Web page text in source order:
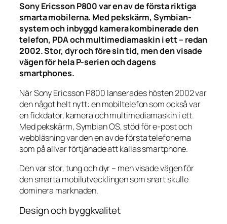
Sony Ericsson P800 var en av de första riktiga
smarta mobilerna. Med pekskärm, Symbian-
system och inbyggd kamera kombinerade den
telefon, PDA och multimediamaskin i ett – redan
2002. Stor, dyr och före sin tid, men den visade
vägen för hela P-serien och dagens
smartphones.
När Sony Ericsson P800 lanserades hösten 2002 var
den något helt nytt: en mobiltelefon som också var
en fickdator, kamera och multimediamaskin i ett.
Med pekskärm, Symbian OS, stöd för e-post och
webbläsning var den en av de första telefonerna
som på allvar förtjänade att kallas smartphone.
Den var stor, tung och dyr – men visade vägen för
den smarta mobilutvecklingen som snart skulle
dominera marknaden.
Design och byggkvalitet